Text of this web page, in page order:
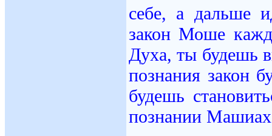
себе, а дальше
закон Моше
Духа, ты будешь
познания закон
будешь
познании